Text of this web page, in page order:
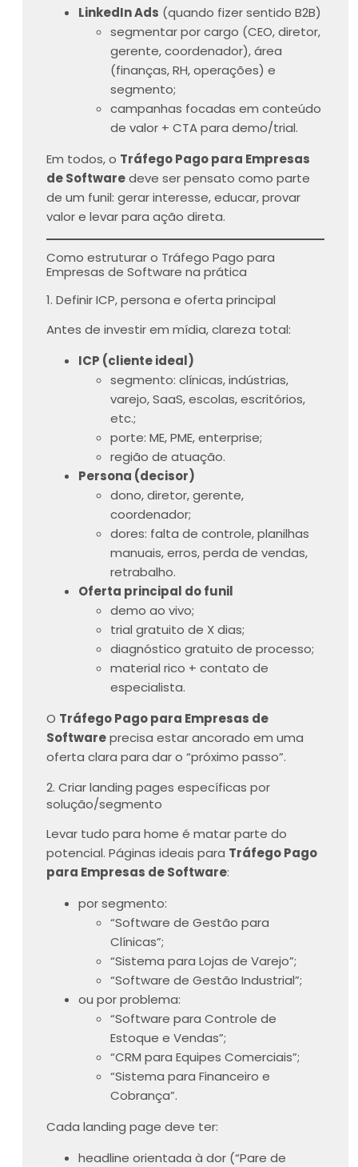
LinkedIn Ads (quando fizer sentido B2B)
segmentar por cargo (CEO, diretor,
gerente, coordenador), área
(finanças, RH, operações) e
segmento;
campanhas focadas em conteúdo
de valor + CTA para demo/trial.
Em todos, o Tráfego Pago para Empresas
de Softwaredeve ser pensato como parte
de um funil: gerar interesse, educar, provar
valor e levar para ação direta.
Como estruturar o Tráfego Pago para
Empresas de Software na prática
1. Definir ICP, persona e oferta principal
Antes de investir em mídia, clareza total:
ICP (cliente ideal)
segmento: clínicas, indústrias,
varejo, SaaS, escolas, escritórios,
etc.;
porte: ME, PME, enterprise;
região de atuação.
Persona (decisor)
dono, diretor, gerente,
coordenador;
dores: falta de controle, planilhas
manuais, erros, perda de vendas,
retrabalho.
Oferta principal do funil
demo ao vivo;
trial gratuito de X dias;
diagnóstico gratuito de processo;
material rico + contato de
especialista.
O Tráfego Pago para Empresas de
Softwareprecisa estar ancorado em uma
oferta clara para dar o “próximo passo”.
2. Criar landing pages específicas por
solução/segmento
Levar tudo para home é matar parte do
potencial. Páginas ideais para Tráfego Pago
para Empresas de Software:
por segmento:
“Software de Gestão para
Clínicas”;
“Sistema para Lojas de Varejo”;
“Software de Gestão Industrial”;
ou por problema:
“Software para Controle de
Estoque e Vendas”;
“CRM para Equipes Comerciais”;
“Sistema para Financeiro e
Cobrança”.
Cada landing page deve ter:
headline orientada à dor (“Pare de